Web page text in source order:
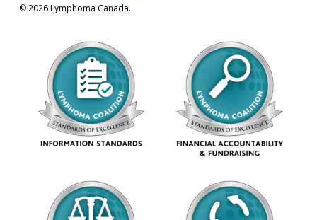
© 2026 Lymphoma Canada.